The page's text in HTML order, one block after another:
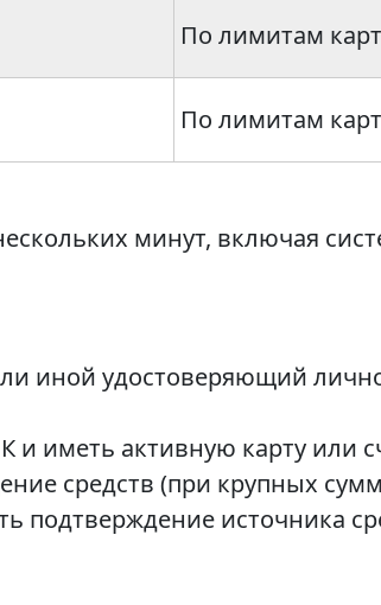
По лимитам
По лимитам
минут, включая
иной удостоверяющий
иметь активную карту или
средств (при крупных
подтверждение источника